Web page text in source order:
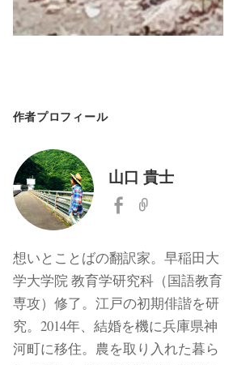
作者プロフィール
山口 貴士
想いとことばの翻訳家。早稲田大
学大学院 教育学研究科（国語教育
専攻）修了。江戸の初期俳諧を研
究。2014年、結婚を機に兵庫県神
河町に移住。農を取り入れた暮ら